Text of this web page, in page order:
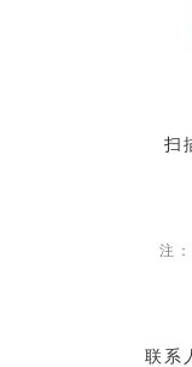
扫
注
联系